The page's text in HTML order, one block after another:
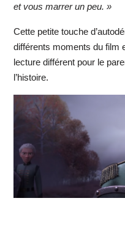
et vous marrer un peu. »
Cette petite touche
différents moments du film
lecture différent pour le
l’histoire.